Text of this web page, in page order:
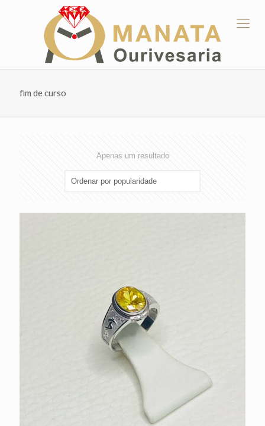
fim de curso
Apenas um resultado